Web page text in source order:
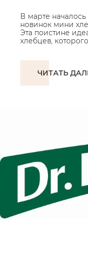
В марте
новинок мини
Эта поистине
хлебцев,
ЧИТАТЬ